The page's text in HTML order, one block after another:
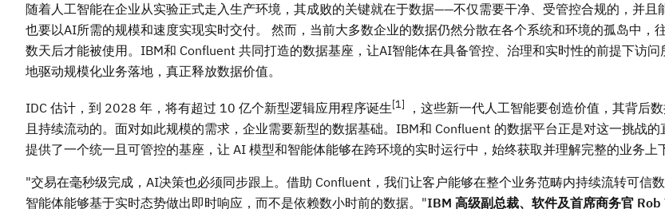
随着人工智能在企业从实验正式走入生产环境，其成败的关键就在于数据——不仅需要干净、受管控合规的，并且
也要以AI所需的规模和速度实现实时交付。 然而，当前大多数企业的数据仍然分散在各个系统和环境的孤岛中，
数天后才能被使用。IBM和 Confluent 共同打造的数据基座，让AI智能体在具备管控、治理和实时性的前提下访问
地驱动规模化业务落地，真正释放数据价值。
IDC 估计，到 2028 年，将有超过 10 亿个新型逻辑应用程序诞生[1]
，这些新一代人工智能要创造价值，其背后
且持续流动的。面对如此规模的需求，企业需要新型的数据基础。IBM和 Confluent 的数据平台正是对这一挑战
提供了一个统一且可管控的基座，让 AI 模型和智能体能够在跨环境的实时运行中，始终获取并理解完整的业务上
"交易在毫秒级完成，AI决策也必须同步跟上。借助 Confluent，我们让客户能够在整个业务范畴内持续流转可信
智能体能够基于实时态势做出即时响应，而不是依赖数小时前的数据。"IBM 高级副总裁、软件及首席商务官 Rob